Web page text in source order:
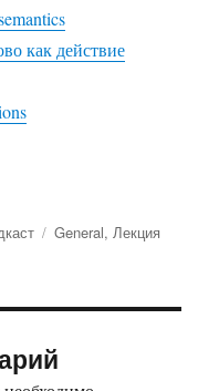
как действие
Метки
General,Лекция